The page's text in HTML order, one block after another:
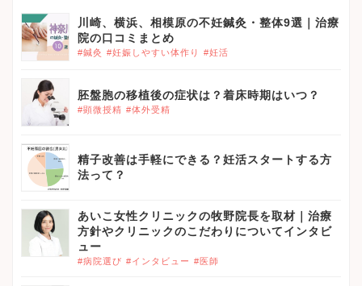
川崎、横浜、相模原の不妊鍼灸・整体9選｜治療
院の口コミまとめ
#鍼灸 #妊娠しやすい体作り #妊活
胚盤胞の移植後の症状は？着床時期はいつ？
#顕微授精 #体外受精
精子改善は手軽にできる？妊活スタートする方
法って？
あいこ女性クリニックの牧野院長を取材｜治療
方針やクリニックのこだわりについてインタビ
ュー
#病院選び #インタビュー #医師